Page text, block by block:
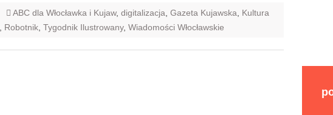
ABC dla Włocławka i Kujaw, digitalizacja Gazeta Kujawska
Kultura
Robotnik Tygodnik Ilustrowany, Wiadomości Włocławskie